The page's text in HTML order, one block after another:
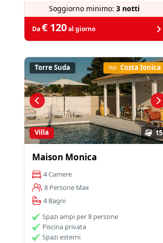
Soggiorno minimo: 3 notti
Da€ 120al giorno
15
Torre Suda Costa Ionica
Villa
Maison Monica
4 Camere
8 Persone Max
4 Bagni
Spazi ampi per 8 persone
Piscina privata
Spazi esterni